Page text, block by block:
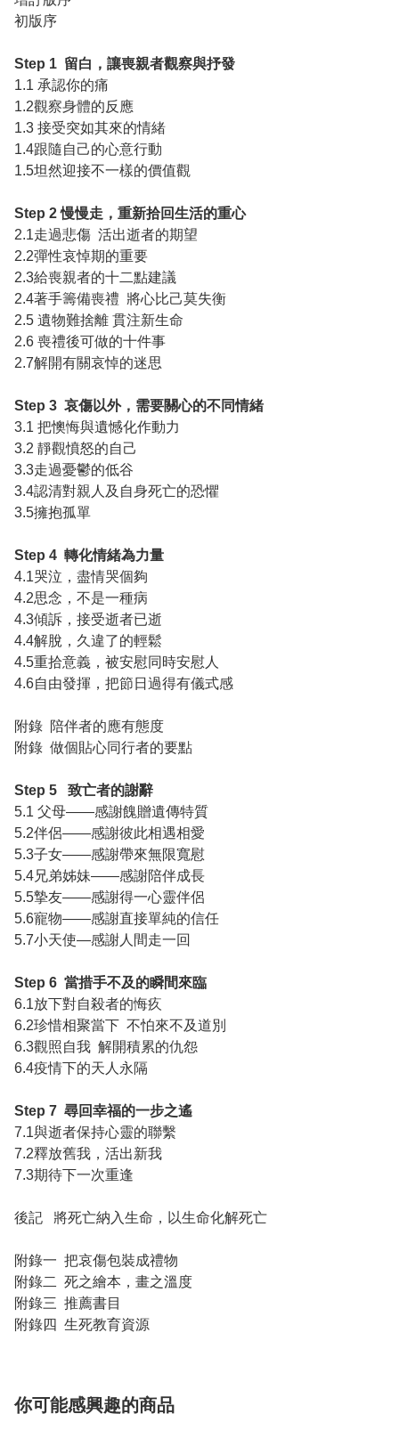
初版序
Step 1 留白，讓喪親者觀察與抒發
1.1 承認你的痛
1.2觀察身體的反應
1.3 接受突如其來的情緒
1.4跟隨自己的心意行動
1.5坦然迎接不一樣的價值觀
Step 2 慢慢走，重新拾回生活的重心
2.1走過悲傷 活出逝者的期望
2.2彈性哀悼期的重要
2.3給喪親者的十二點建議
2.4著手籌備喪禮 將心比己莫失衡
2.5 遺物難捨離 貫注新生命
2.6 喪禮後可做的十件事
2.7解開有關哀悼的迷思
Step 3 哀傷以外，需要關心的不同情緒
3.1 把懊悔與遺憾化作動力
3.2 靜觀憤怒的自己
3.3走過憂鬱的低谷
3.4認清對親人及自身死亡的恐懼
3.5擁抱孤單
Step 4 轉化情緒為力量
4.1哭泣，盡情哭個夠
4.2思念，不是一種病
4.3傾訴，接受逝者已逝
4.4解脫，久違了的輕鬆
4.5重拾意義，被安慰同時安慰人
4.6自由發揮，把節日過得有儀式感
附錄 陪伴者的應有態度
附錄 做個貼心同行者的要點
Step 5 致亡者的謝辭
5.1 父母——感謝餽贈遺傳特質
5.2伴侶——感謝彼此相遇相愛
5.3子女——感謝帶來無限寬慰
5.4兄弟姊妹——感謝陪伴成長
5.5摯友——感謝得一心靈伴侶
5.6寵物——感謝直接單純的信任
5.7小天使—感謝人間走一回
Step 6 當措手不及的瞬間來臨
6.1放下對自殺者的悔疚
6.2珍惜相聚當下 不怕來不及道別
6.3觀照自我 解開積累的仇怨
6.4疫情下的天人永隔
Step 7 尋回幸福的一步之遙
7.1與逝者保持心靈的聯繫
7.2釋放舊我，活出新我
7.3期待下一次重逢
後記 將死亡納入生命，以生命化解死亡
附錄一 把哀傷包裝成禮物
附錄二 死之繪本，畫之溫度
附錄三 推薦書目
附錄四 生死教育資源
你可能感興趣的商品